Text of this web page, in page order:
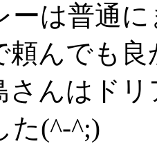
ーは普通
頼んでも
さんはド
た(^-^;)